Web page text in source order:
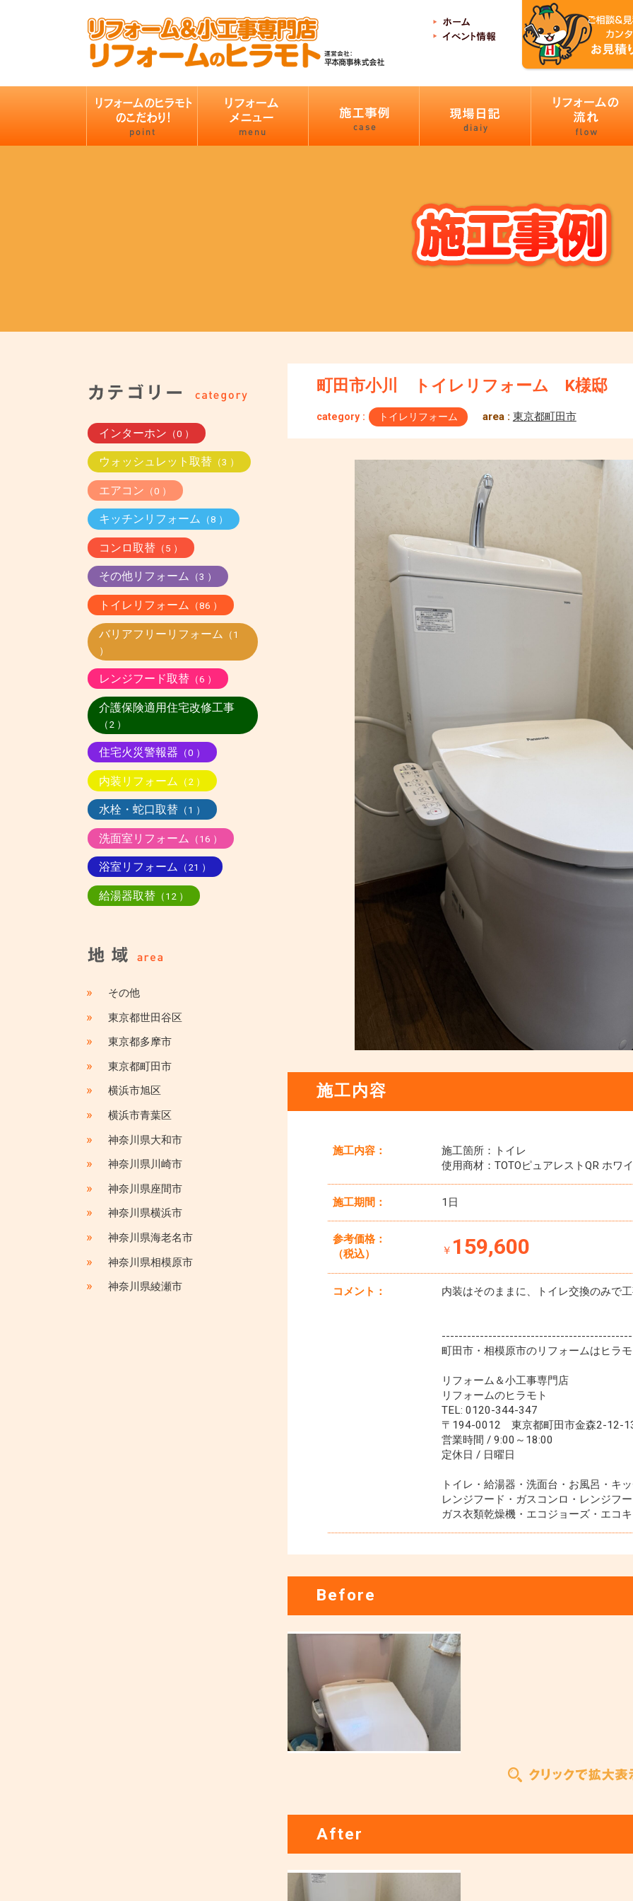
町田市小川 トイレリフォーム K様邸
category : トイレリフォーム area : 東京都町田市
施工内容
施工内容：
施工箇所：トイレ
使用商材：TOTOピュアレストQR ホワ
施工期間： 1日
参考価格：
（税込）
￥ 159,600
コメント： 内装はそのままに、トイレ交換のみで
町田市・相模原市のリフォームはヒラ
リフォーム＆小工事専門店
リフォームのヒラモト
TEL: 0120-344-347
〒194-0012 東京都町田市金森2-12-
営業時間 / 9:00～18:00
定休日 / 日曜日
トイレ・給湯器・洗面台・お風呂・キ
レンジフード・ガスコンロ・レンジフ
ガス衣類乾燥機・エコジョーズ・エコ
Before
After
インターホン （0 ）
ウォッシュレット取替（3 ）
エアコン （0 ）
キッチンリフォーム （8 ）
コンロ取替（5 ）
その他リフォーム （3 ）
トイレリフォーム （86 ）
バリアフリーリフォーム （1
）
レンジフード取替（6 ）
介護保険適用住宅改修工事
（2 ）
住宅火災警報器 （0 ）
内装リフォーム （2 ）
水栓・蛇口取替（1 ）
洗面室リフォーム （16 ）
浴室リフォーム （21 ）
給湯器取替（12 ）
» その他
» 東京都世田谷区
» 東京都多摩市
» 東京都町田市
» 横浜市旭区
» 横浜市青葉区
» 神奈川県大和市
» 神奈川県川崎市
» 神奈川県座間市
» 神奈川県横浜市
» 神奈川県海老名市
» 神奈川県相模原市
» 神奈川県綾瀬市